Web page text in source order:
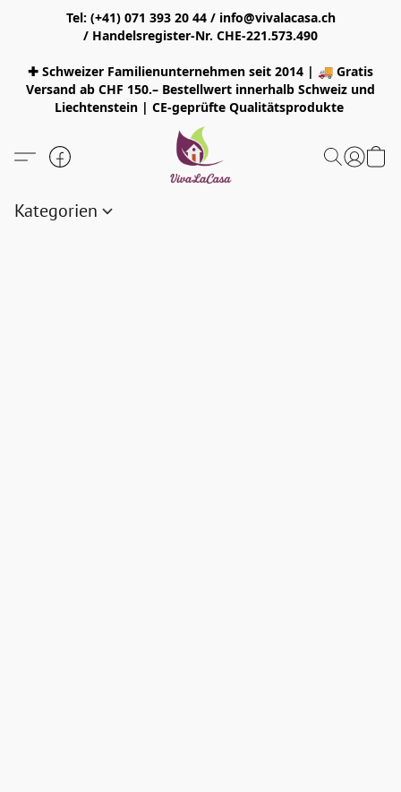
Tel: (+41) 071 393 20 44 / info@vivalacasa.ch
/ Handelsregister-Nr. CHE-221.573.490
✚ Schweizer Familienunternehmen seit 2014 | 🚚 Gratis
Versand ab CHF 150.– Bestellwert innerhalb Schweiz und
Liechtenstein | CE-geprüfte Qualitätsprodukte
Kategorien